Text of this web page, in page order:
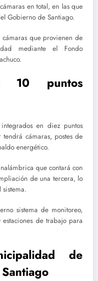
en total, en las que
Gobierno de Santiago.
que provienen de
mediante el Fondo
10 puntos
en diez puntos
cámaras, postes de
energético.
que contará con
de una tercera, lo
sistema de monitoreo,
de trabajo para
de